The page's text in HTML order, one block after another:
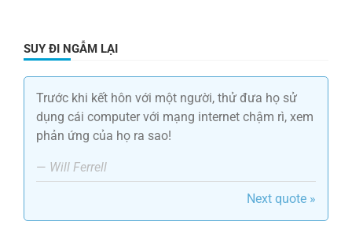
SUY ĐI NGẪM LẠI
Trước khi kết hôn với một người, thử đưa họ sử
dụng cái computer với mạng internet chậm rì, xem
phản ứng của họ ra sao!
— Will Ferrell
Next quote »